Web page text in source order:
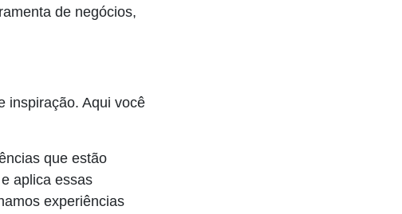
de negócios,
inspiração. Aqui você
que estão
aplica essas
experiências